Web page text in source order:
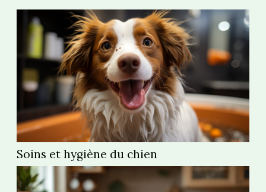
découvrirez des chats super mignons. C’est à
cause de leur beauté que certains...
Soins et hygiène du chien